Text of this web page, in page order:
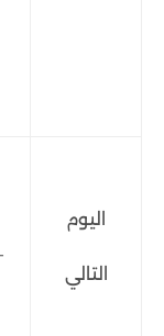
اليوم
التالي